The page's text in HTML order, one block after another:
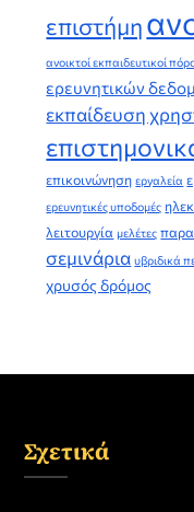
επιστήμη
ανοικτοί εκπαιδευτικοί
ερευνητικών
εκπαίδευση
επικοινώνηση εργαλεία
ερευνητικές υποδομές
λειτουργία μελέτες
σεμινάρια υβριδικά
χρυσός δρόμος
Σχετικά